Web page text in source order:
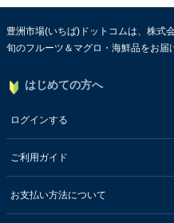
豊洲市場(いちば)ドットコムは、株式
旬のフルーツ＆マグロ・海鮮品をお届
はじめての方へ
ログインする
ご利用ガイド
お支払い方法について